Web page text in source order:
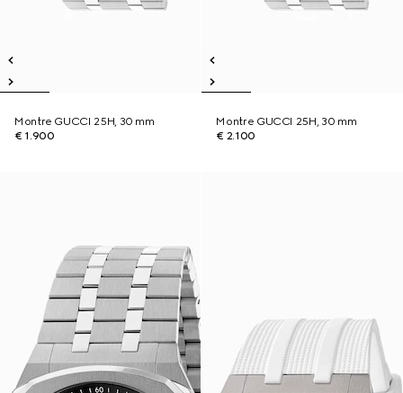
Montre GUCCI 25H, 30 mm
€ 1.900
Montre GUCCI 25H, 30 mm
€ 2.100